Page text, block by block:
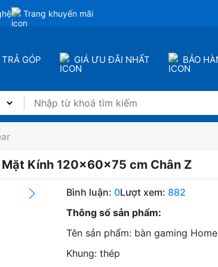
Trang khuyến mãi
GÓP GIÁ ƯU ĐÃI NHẤT BẢO
Kính 120×60×75 cm Chân Z
Bình luận: 0Lượt xem: 882
Thông số sản phẩm:
Tên sản phẩm: bàn gaming
Khung: thép